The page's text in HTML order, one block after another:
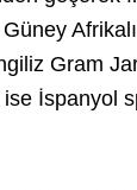
Güney
Gram
ise İspanyol